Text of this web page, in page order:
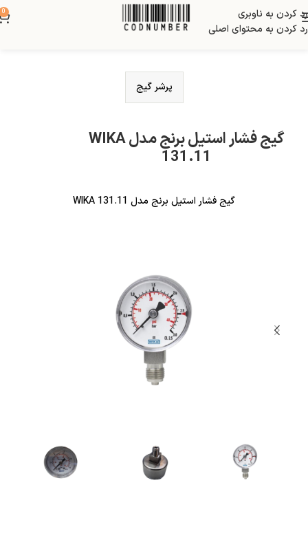
رد کردن به ناوبری
رد کردن به محتوای اصلی
0
پرشر گیج
گیج فشار استیل برنج مدل WIKA
131.11
گیج فشار استیل برنج مدل WIKA 131.11